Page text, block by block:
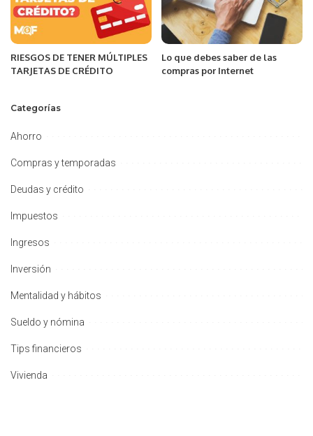
RIESGOS DE TENER MÚLTIPLES
TARJETAS DE CRÉDITO
Lo que debes saber de las
compras por Internet
Categorías
Ahorro
Compras y temporadas
Deudas y crédito
Impuestos
Ingresos
Inversión
Mentalidad y hábitos
Sueldo y nómina
Tips financieros
Vivienda